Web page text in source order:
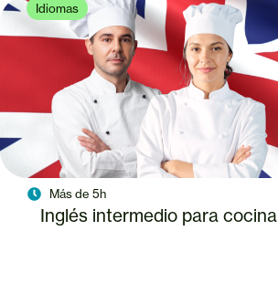
Idiomas
Más de 5h
Inglés intermedio para cocina